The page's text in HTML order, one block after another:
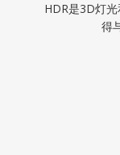
HDR是3D灯
得